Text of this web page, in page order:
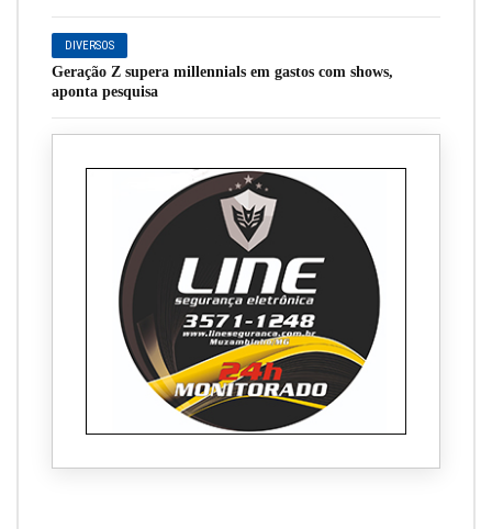
DIVERSOS
Geração Z supera millennials em gastos com shows,
aponta pesquisa